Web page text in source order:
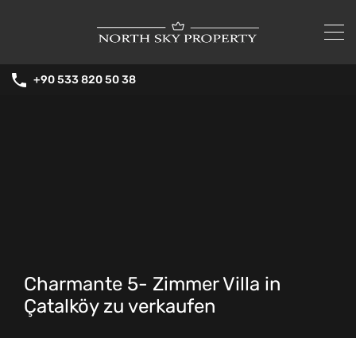
+90 533 820 50 38
Charmante 5- Zimmer Villa in
Çatalköy zu verkaufen